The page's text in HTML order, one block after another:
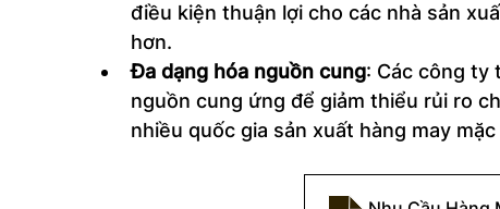
điều kiện thuận lợi cho các nhà sản
hơn.
Đa dạng hóa nguồn cung: Các công ty
nguồn cung ứng để giảm thiểu rủi ro
nhiều quốc gia sản xuất hàng may